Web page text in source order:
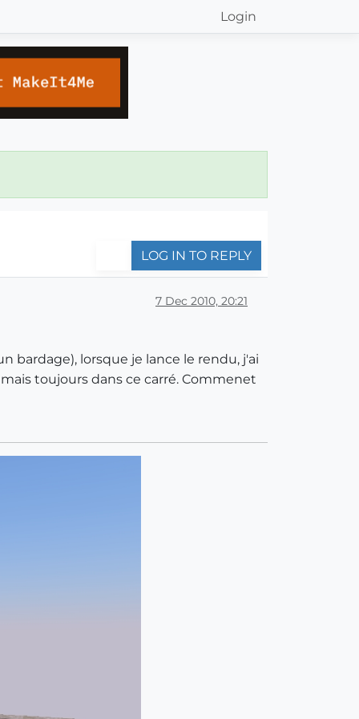
Login
LOG IN TO REPLY
7 Dec 2010, 20:21
bardage), lorsque je lance le rendu, j'ai
toujours dans ce carré. Commenet